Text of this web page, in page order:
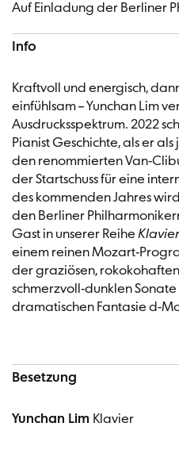
Auf Einladung der Berliner
Info
Kraftvoll und energisch,
einfühlsam – Yunchan Lim
Ausdrucksspektrum. 2022
Pianist Geschichte, als er
den renommierten Van-
der Startschuss für eine
des kommenden Jahres
den Berliner
Gast in unserer Reihe Klavier
einem reinen Mozart-
der graziösen,
schmerzvoll-dunklen
dramatischen Fantasie d-
Besetzung
Yunchan Lim Klavier